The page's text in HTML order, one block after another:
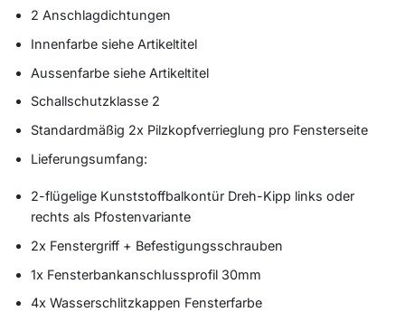
2 Anschlagdichtungen
Innenfarbe siehe Artikeltitel
Aussenfarbe siehe Artikeltitel
Schallschutzklasse 2
Standardmäßig 2x Pilzkopfverrieglung pro Fensterseite
Lieferungsumfang:
2-flügelige Kunststoffbalkontür Dreh-Kipp links oder
rechts als Pfostenvariante
2x Fenstergriff + Befestigungsschrauben
1x Fensterbankanschlussprofil 30mm
4x Wasserschlitzkappen Fensterfarbe